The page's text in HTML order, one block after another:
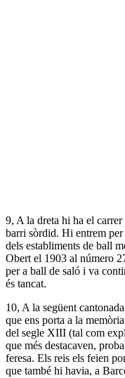
9, A la dreta hi ha el
barri sòrdid. Hi entrem per
dels establiments de ball
Obert el 1903 al número
per a ball de saló i va
és tancat.
10, A la següent
que ens porta a la
del segle XIII (tal com
que més destacaven,
feresa. Els reis els feien
que també hi havia, a